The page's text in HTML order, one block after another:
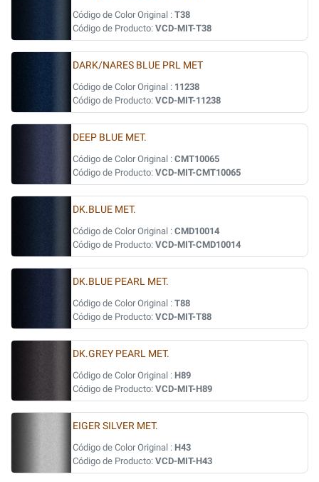
Código de Color Original : T38
Código de Producto: VCD-MIT-T38
DARK/NARES BLUE PRL MET
Código de Color Original : 11238
Código de Producto: VCD-MIT-11238
DEEP BLUE MET.
Código de Color Original : CMT10065
Código de Producto: VCD-MIT-CMT10065
DK.BLUE MET.
Código de Color Original : CMD10014
Código de Producto: VCD-MIT-CMD10014
DK.BLUE PEARL MET.
Código de Color Original : T88
Código de Producto: VCD-MIT-T88
DK.GREY PEARL MET.
Código de Color Original : H89
Código de Producto: VCD-MIT-H89
EIGER SILVER MET.
Código de Color Original : H43
Código de Producto: VCD-MIT-H43